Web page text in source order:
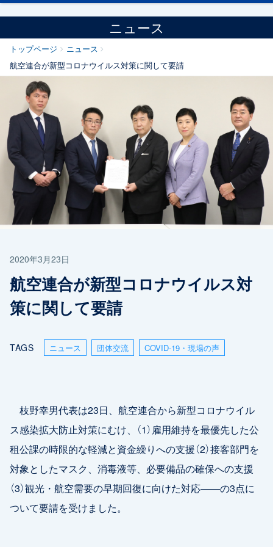
ニュース
トップページ
ニュース
航空連合が新型コロナウイルス対策に関して要請
2020年3月23日
航空連合が新型コロナウイルス対
策に関して要請
TAGS ニュース 団体交流 COVID-19・現場の声
枝野幸男代表は23日、航空連合から新型コロナウイル
ス感染拡大防止対策にむけ、（1）雇用維持を最優先した公
租公課の時限的な軽減と資金繰りへの支援（2）接客部門を
対象としたマスク、消毒液等、必要備品の確保への支援
（3）観光・航空需要の早期回復に向けた対応――の3点に
ついて要請を受けました。